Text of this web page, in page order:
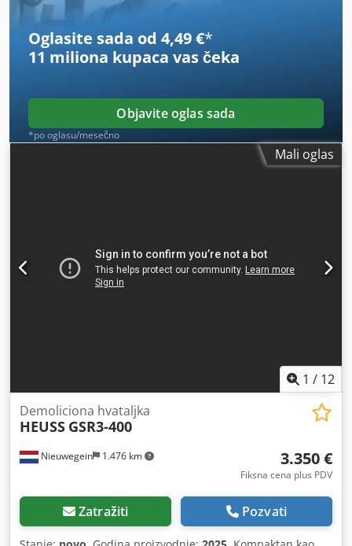
Maksimalni pritisak ulja rotacije: 190 bar Težina: 860 kg
Otvor: 1800 mm Širina: 800 mm
Oglasite sada od 4,49 €*
11 miliona kupaca vas čeka
Objavite oglas sada
*po oglasu/mesečno
Mali oglas
1 / 12
Nieuwegein 1.476 km
Demoliciona hvataljka
HEUSS GSR3-400
3.350 €
Fiksna cena plus PDV
Zatražiti Pozvati